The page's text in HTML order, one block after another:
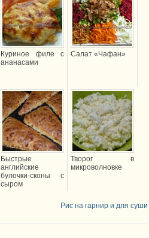
Куриное филе с
ананасами
Салат «Чафан»
Быстрые
английские
булочки-сконы с
сыром
Творог в
микроволновке
Рис на гарнир и для суши